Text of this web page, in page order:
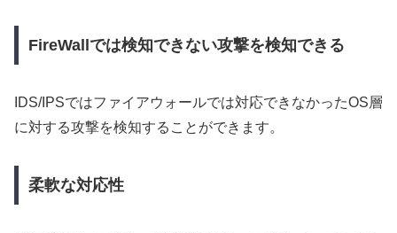
FireWallでは検知できない攻撃を検知できる
IDS/IPSではファイアウォールでは対応できなかったOS層
に対する攻撃を検知することができます。
柔軟な対応性